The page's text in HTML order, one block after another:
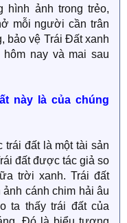
hình ảnh trong trẻo,
mỗi người cần trân
bảo vệ Trái Đất xanh
nay và mai sau
này là của chúng
đất là một tài sản
đất được tác giả so
trời xanh. Trái đất
ảnh cánh chim hải âu
ta thấy trái đất của